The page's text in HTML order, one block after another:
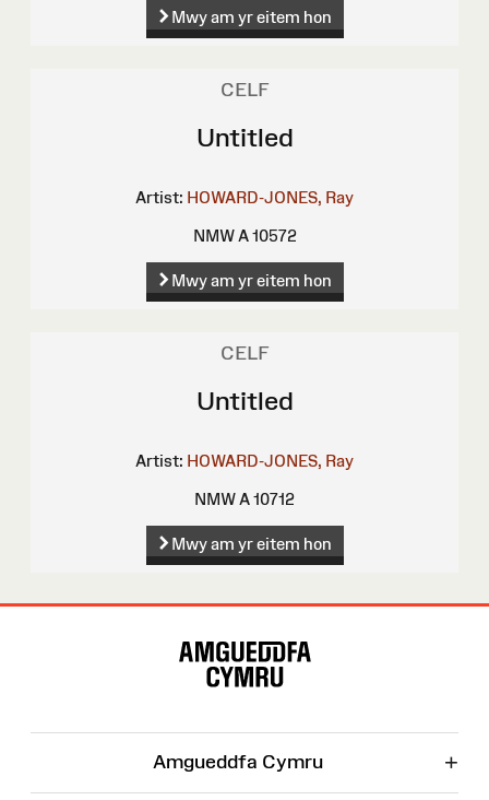
Mwy am yr eitem hon
CELF
Untitled
Artist: HOWARD-JONES, Ray
NMW A 10572
Mwy am yr eitem hon
CELF
Untitled
Artist: HOWARD-JONES, Ray
NMW A 10712
Mwy am yr eitem hon
Amgueddfa Cymru +